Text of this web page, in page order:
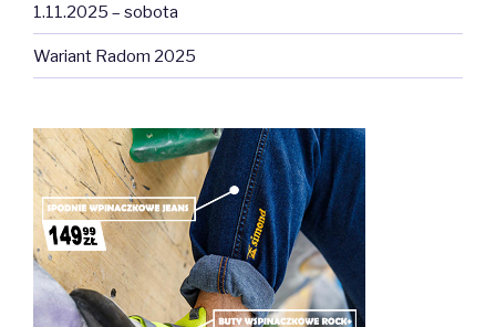
1.11.2025 – sobota
Wariant Radom 2025